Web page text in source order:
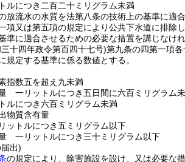
につき二百二十ミリグラム未満
放流水の水質を法第八条の技術上の基準に適
項又は第五項の規定により公共下水道に排除
準に適合させるための必要な措置を講じなけれ
十四年政令第百四十七号)第九条の四第一項
規定する基準に係る数値とする。
指数五を超え九未満
一リットルにつき五日間に六百ミリグラム
につき六百ミリグラム未満
物質含有量
トルにつき五ミリグラム以下
一リットルにつき三十ミリグラム以下
出)
の規定により、除害施設を設け、又は必要な